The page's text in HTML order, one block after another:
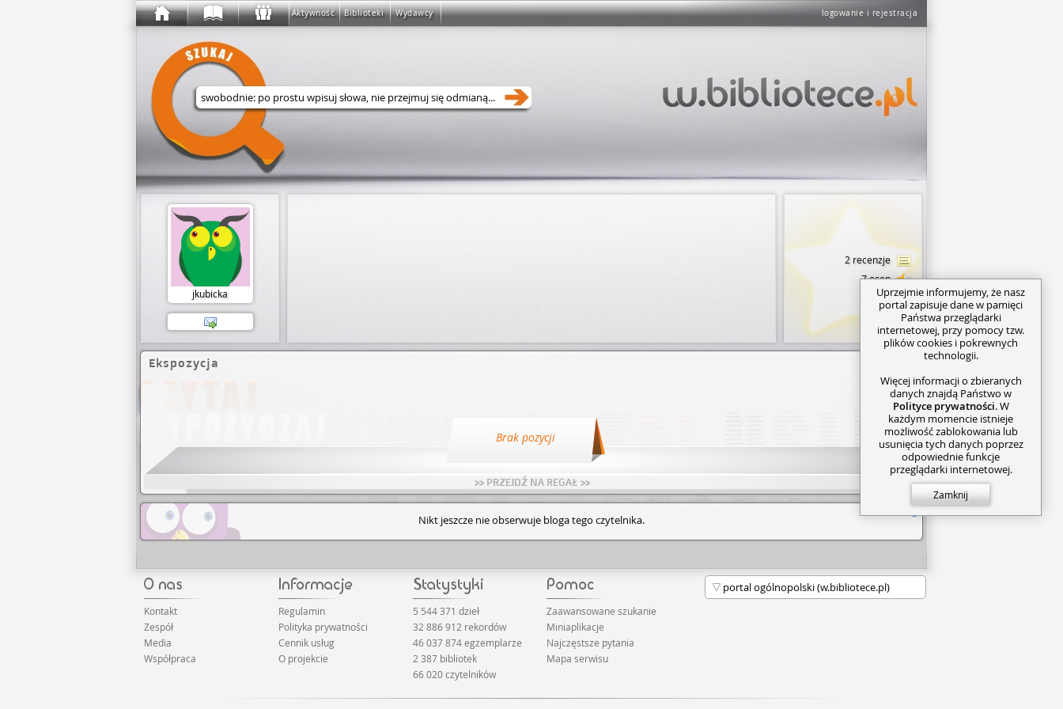
logowanie i rejestracja
Aktywność Biblioteki Wydawcy
Wyszukaj w serwisie
jkubicka
2 recenzje
7 ocen
Ekspozycja
Brak pozycji
>> PRZEJDŹ NA REGAŁ >>
Nikt jeszcze nie obserwuje bloga tego czytelnika.
Kontakt
Zespół
Media
Współpraca
Regulamin
Polityka prywatności
Cennik usług
O projekcie
5 544 371 dzieł
32 886 912 rekordów
46 037 874 egzemplarze
2 387 bibliotek
66 020 czytelników
Zaawansowane szukanie
Miniaplikacje
Najczęstsze pytania
Mapa serwisu
Uprzejmie informujemy, że nasz
portal zapisuje dane w pamięci
Państwa przeglądarki
internetowej, przy pomocy tzw.
plików cookies i pokrewnych
technologii.
Więcej informacji o zbieranych
danych znajdą Państwo w
Polityce prywatności. W
każdym momencie istnieje
możliwość zablokowania lub
usunięcia tych danych poprzez
odpowiednie funkcje
przeglądarki internetowej.
Zamknij